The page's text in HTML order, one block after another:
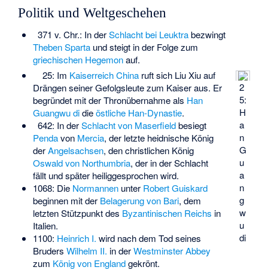
Politik und Weltgeschehen
371 v. Chr.: In derSchlacht bei Leuktrabezwingt
Theben Spartaund steigt in der Folge zum
griechischen Hegemonauf.
2
5:
H
a
n
G
u
a
n
g
w
u
di
25: Im Kaiserreich Chinaruft sich Liu Xiu auf
Drängen seiner Gefolgsleute zum Kaiser aus. Er
begründet mit der Thronübernahme als Han
Guangwu didieöstliche Han-Dynastie.
642: In derSchlacht von Maserfieldbesiegt
Pendavon Mercia, der letzte heidnische König
derAngelsachsen, den christlichen König
Oswald von Northumbria, der in der Schlacht
fällt und später heiliggesprochen wird.
1068: Die Normannenunter Robert Guiskard
beginnen mit der Belagerung von Bari, dem
letzten Stützpunkt des Byzantinischen Reichs in
Italien.
1100: Heinrich I. wird nach dem Tod seines
Bruders Wilhelm II. in derWestminster Abbey
zum König von Englandgekrönt.